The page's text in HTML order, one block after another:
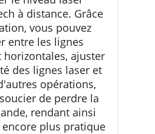
à distance. Grâce
vous pouvez
entre les lignes
horizontales, ajuster
des lignes laser et
opérations,
de perdre la
rendant ainsi
plus pratique